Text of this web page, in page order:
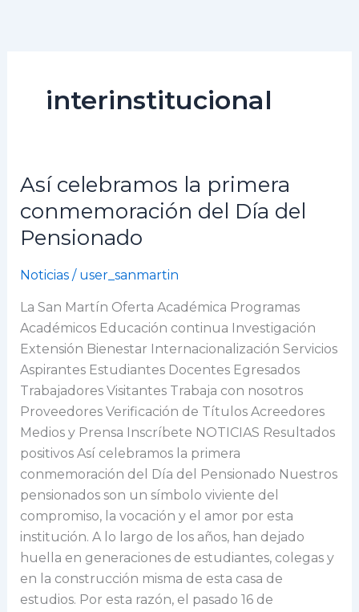
interinstitucional
Así celebramos la primera
conmemoración del Día del
Pensionado
Noticias/ user_sanmartin
La San Martín Oferta Académica Programas
Académicos Educación continua Investigación
Extensión Bienestar Internacionalización Servicios
Aspirantes Estudiantes Docentes Egresados
Trabajadores Visitantes Trabaja con nosotros
Proveedores Verificación de Títulos Acreedores
Medios y Prensa Inscríbete NOTICIAS Resultados
positivos Así celebramos la primera
conmemoración del Día del Pensionado Nuestros
pensionados son un símbolo viviente del
compromiso, la vocación y el amor por esta
institución. A lo largo de los años, han dejado
huella en generaciones de estudiantes, colegas y
en la construcción misma de esta casa de
estudios. Por esta razón, el pasado 16 de
Así
la
primera
conmemoración
Día
del
Pensionado